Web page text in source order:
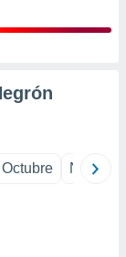
Octubre